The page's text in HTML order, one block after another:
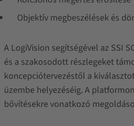
Objektív megbeszélések és
A LogiVision segítségével az SSI
és a szakosodott részlegeket
koncepciótervezéstől a
üzembe helyezéséig. A
bővítésekre vonatkozó